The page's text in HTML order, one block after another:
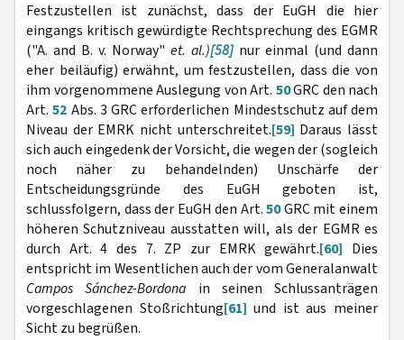
Festzustellen ist zunächst, dass der EuGH die hier
eingangs kritisch gewürdigte Rechtsprechung des EGMR
("A. and B. v. Norway" et. al.)[58]nur einmal (und dann
eher beiläufig) erwähnt, um festzustellen, dass die von
ihm vorgenommene Auslegung von Art. 50GRC den nach
Art.52 Abs. 3 GRC erforderlichen Mindestschutz auf dem
Niveau der EMRK nicht unterschreitet.[59] Daraus lässt
sich auch eingedenk der Vorsicht, die wegen der (sogleich
noch näher zu behandelnden) Unschärfe der
Entscheidungsgründe des EuGH geboten ist,
schlussfolgern, dass der EuGH den Art.50GRC mit einem
höheren Schutzniveau ausstatten will, als der EGMR es
durch Art. 4 des 7. ZP zur EMRK gewährt.[60] Dies
entspricht im Wesentlichen auch der vom Generalanwalt
Campos Sánchez-Bordona in seinen Schlussanträgen
vorgeschlagenen Stoßrichtung[61] und ist aus meiner
Sicht zu begrüßen.